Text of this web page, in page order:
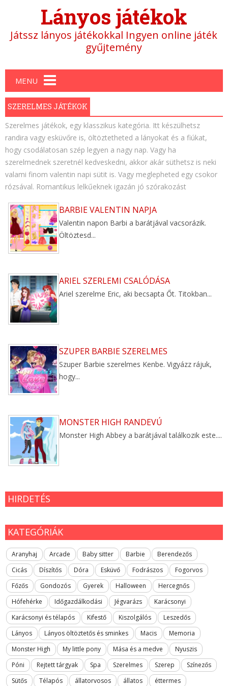
Lányos játékok
Játssz lányos játékokkal Ingyen online játék
gyűjtemény
Main menu
MENU
SZERELMES JÁTÉKOK
Szerelmes játékok, egy klasszikus kategória. Itt készülhetsz
randira vagy esküvőre is, öltöztetheted a lányokat és a fiúkat,
hogy csodálatosan szép legyen a nagy nap. Vagy ha
szerelmednek szeretnél kedveskedni, akkor akár süthetsz is neki
valami finom valentin napi sütit is. Vagy meglepheted egy csokor
rózsával. Romantikus lelkűeknek igazán jó szórakozást
BARBIE VALENTIN NAPJA
Valentin napon Barbi a barátjával vacsorázik.
Öltöztesd...
ARIEL SZERLEMI CSALÓDÁSA
Ariel szerelme Eric, aki becsapta Őt. Titokban...
SZUPER BARBIE SZERELMES
Szuper Barbie szerelmes Kenbe. Vigyázz rájuk,
hogy...
MONSTER HIGH RANDEVÚ
Monster High Abbey a barátjával találkozik este....
HIRDETÉS
KATEGÓRIÁK
Aranyhaj Arcade Baby sitter Barbie
Berendezős
Cicás
Díszítős Dóra Esküvő Fodrászos
Fogorvos
Főzős
Gondozós Gyerek Halloween
Hercegnős
Hófehérke
Időgazdálkodási Jégvarázs
Karácsonyi
Karácsonyi és télapós
Kifestő Kiszolgálós
Leszedős
Lányos
Lányos öltöztetős és sminkes Macis
Memoria
Monster High
My little pony Mása és a medve
Nyuszis
Póni
Rejtett tárgyak Spa Szerelmes Szerep
Színezős
Sütős
Télapós állatorvosos állatos éttermes